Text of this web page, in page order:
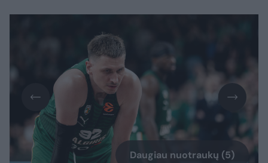
Daugiau nuotraukų (5)